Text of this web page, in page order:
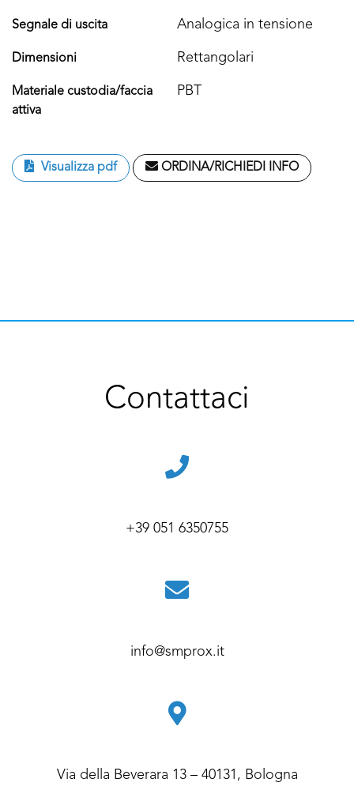
Segnale di uscita Analogica in tensione
Dimensioni Rettangolari
Materiale custodia/faccia
attiva
PBT
Visualizza pdf ORDINA/RICHIEDI INFO
Contattaci
+39 051 6350755
info@smprox.it
Via della Beverara 13 – 40131, Bologna